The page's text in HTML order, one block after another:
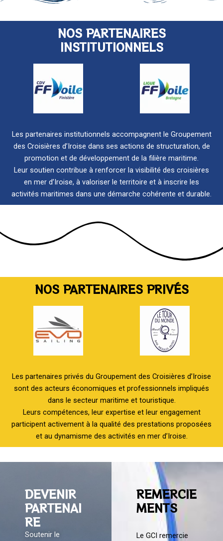
NOS PARTENAIRES
INSTITUTIONNELS
Les partenaires institutionnels accompagnent le Groupement
des Croisières d’Iroise dans ses actions de structuration, de
promotion et de développement de la filière maritime.
Leur soutien contribue à renforcer la visibilité des croisières
en mer d’Iroise, à valoriser le territoire et à inscrire les
activités maritimes dans une démarche cohérente et durable.
NOS PARTENAIRES PRIVÉS
Les partenaires privés du Groupement des Croisières d’Iroise
sont des acteurs économiques et professionnels impliqués
dans le secteur maritime et touristique.
Leurs compétences, leur expertise et leur engagement
participent activement à la qualité des prestations proposées
et au dynamisme des activités en mer d’Iroise.
DEVENIR
PARTENAI
RE
Soutenir le
REMERCIE
MENTS
Le GCI remercie